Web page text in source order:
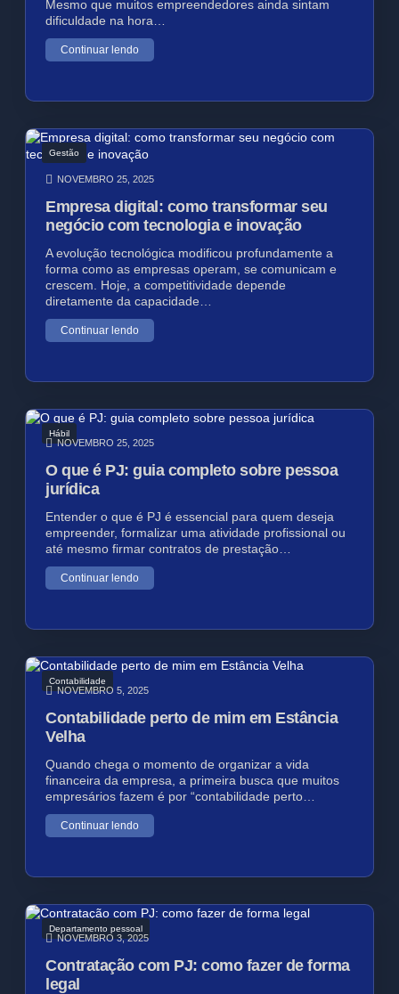
Mesmo que muitos empreendedores ainda sintam
dificuldade na hora…
Continuar lendo
Gestão
NOVEMBRO 25, 2025
Empresa digital: como transformar seu
negócio com tecnologia e inovação
A evolução tecnológica modificou profundamente a
forma como as empresas operam, se comunicam e
crescem. Hoje, a competitividade depende
diretamente da capacidade…
Continuar lendo
Hábil
NOVEMBRO 25, 2025
O que é PJ: guia completo sobre pessoa
jurídica
Entender o que é PJ é essencial para quem deseja
empreender, formalizar uma atividade profissional ou
até mesmo firmar contratos de prestação…
Continuar lendo
Contabilidade
NOVEMBRO 5, 2025
Contabilidade perto de mim em Estância
Velha
Quando chega o momento de organizar a vida
financeira da empresa, a primeira busca que muitos
empresários fazem é por “contabilidade perto…
Continuar lendo
Departamento pessoal
NOVEMBRO 3, 2025
Contratação com PJ: como fazer de forma
legal